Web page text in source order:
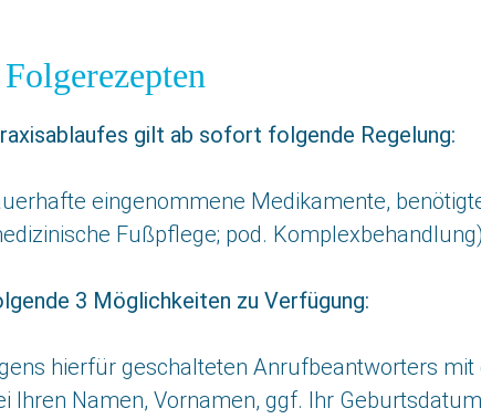
gilt ab sofort folgende Regelung:
eingenommene Medikamente,
Fußpflege; pod.
3 Möglichkeiten zu Verfügung:
hierfür geschalteten Anrufbeantworters
Ihren Namen, Vornamen, ggf. Ihr